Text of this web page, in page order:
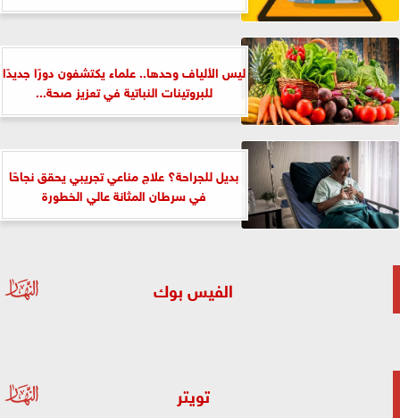
ليس الألياف وحدها.. علماء يكتشفون دورًا جديدًا
للبروتينات النباتية في تعزيز صحة...
بديل للجراحة؟ علاج مناعي تجريبي يحقق نجاحًا
في سرطان المثانة عالي الخطورة
الفيس بوك
تويتر